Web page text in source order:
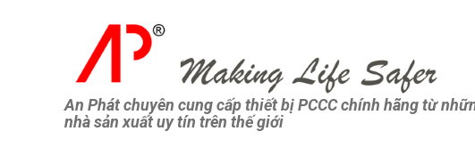
An Phát chuyên cung cấp thiết bị PCCC chính hãng từ
nhà sản xuất uy tín trên thế giới